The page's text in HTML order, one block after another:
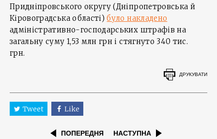
Придніпровського округу (Дніпропетровська й
Кіровоградська області)було накладено
адміністративно-господарських штрафів на
загальну суму 1,53 млн грн і стягнуто 340 тис.
грн.
ДРУКУВАТИ
Tweet Like
ПОПЕРЕДНЯ НАСТУПНА